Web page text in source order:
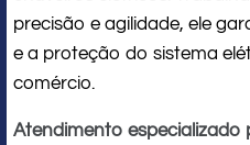
precisão e agilidade, ele
e a proteção do sistema
comércio.
Atendimento especializado